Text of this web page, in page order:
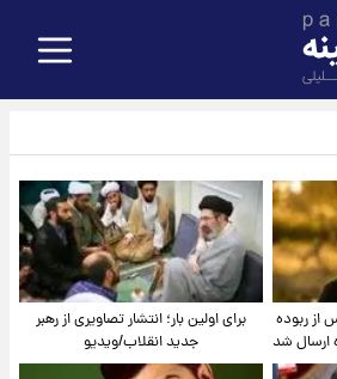
ربوده
ارسال شد
برای اولین بار؛ انتشار تصاویری از رهبر
جدید انقلاب/ویدیو